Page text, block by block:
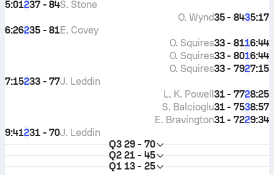
5:01237 - 84S. Stone
5:17
3
35 - 84
O. Wynd
6:26235 - 81E. Covey
6:44
1
33 - 81
O. Squires
6:44
1
33 - 80
O. Squires
7:15
2
33 - 79
O. Squires
7:15233 - 77J. Leddin
8:25
2
31 - 77
L. K. Powell
8:57
3
31 - 75
S. Balcioglu
9:34
2
31 - 72
E. Bravington
9:41231 - 70J. Leddin
Q3 29 - 70
Q2 21 - 45
Q1 13 - 25